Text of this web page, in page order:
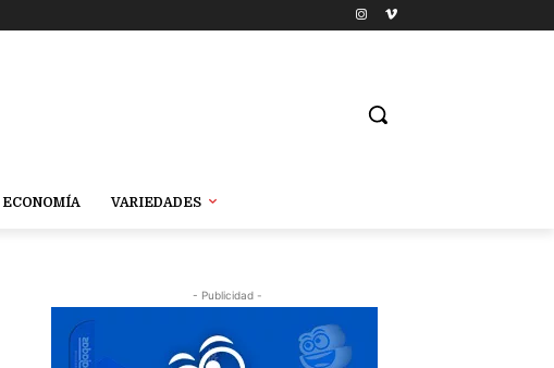
ECONOMÍA VARIEDADES
- Publicidad -